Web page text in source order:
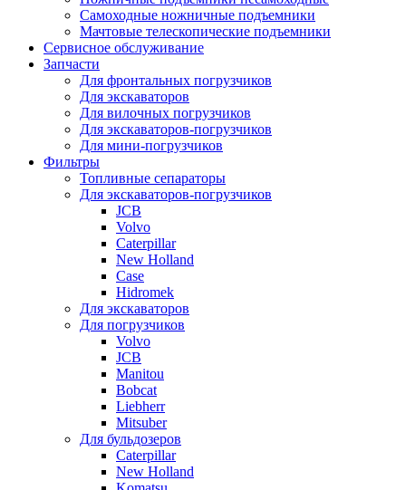
Самоходные ножничные подъемники
Мачтовые телескопические подъемники
Сервисное обслуживание
Запчасти
Для фронтальных погрузчиков
Для экскаваторов
Для вилочных погрузчиков
Для экскаваторов-погрузчиков
Для мини-погрузчиков
Фильтры
Топливные сепараторы
Для экскаваторов-погрузчиков
JCB
Volvo
Caterpillar
New Holland
Case
Hidromek
Для экскаваторов
Для погрузчиков
Volvo
JCB
Manitou
Bobcat
Liebherr
Mitsuber
Для бульдозеров
Caterpillar
New Holland